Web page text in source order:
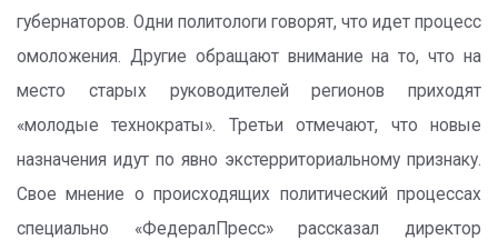
губернаторов. Одни политологи говорят, что идет процесс
омоложения. Другие обращают внимание на то, что на
место старых руководителей регионов приходят
«молодые технократы». Третьи отмечают, что новые
назначения идут по явно экстерриториальному признаку.
Свое мнение о происходящих политический процессах
специально «ФедералПресс» рассказал директор